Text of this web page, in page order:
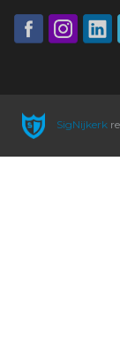
SigNijkerk